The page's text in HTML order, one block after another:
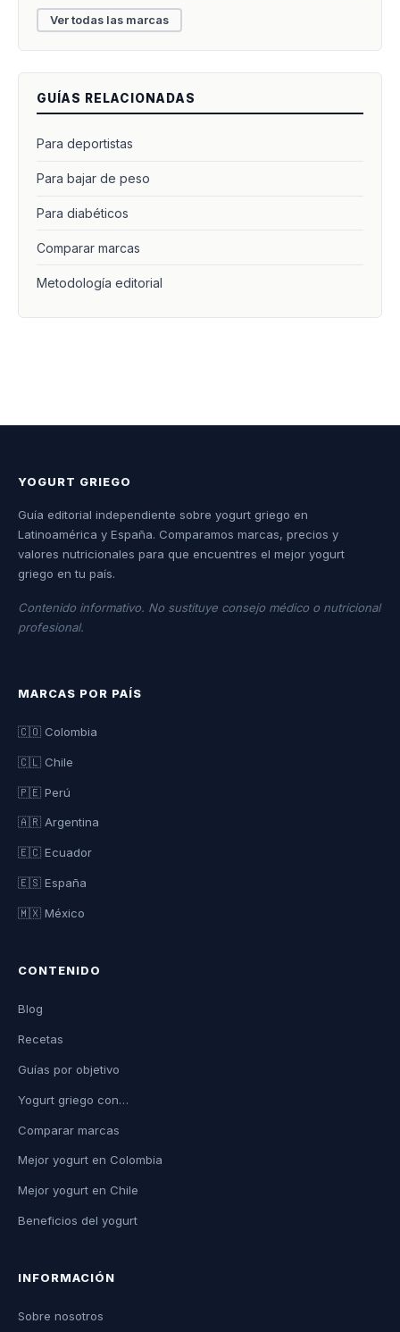
Ver todas las marcas
GUÍAS RELACIONADAS
Para deportistas
Para bajar de peso
Para diabéticos
Comparar marcas
Metodología editorial
YOGURT GRIEGO
Guía editorial independiente sobre yogurt griego en
Latinoamérica y España. Comparamos marcas, precios y
valores nutricionales para que encuentres el mejor yogurt
griego en tu país.
Contenido informativo. No sustituye consejo médico o nutricional
profesional.
MARCAS POR PAÍS
🇨🇴 Colombia
🇨🇱 Chile
🇵🇪 Perú
🇦🇷 Argentina
🇪🇨 Ecuador
🇪🇸 España
🇲🇽 México
CONTENIDO
Blog
Recetas
Guías por objetivo
Yogurt griego con…
Comparar marcas
Mejor yogurt en Colombia
Mejor yogurt en Chile
Beneficios del yogurt
INFORMACIÓN
Sobre nosotros